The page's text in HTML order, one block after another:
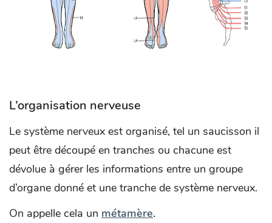
L’organisation nerveuse
Le système nerveux est organisé, tel un saucisson il
peut être découpé en tranches ou chacune est
dévolue à gérer les informations entre un groupe
d’organe donné et une tranche de système nerveux.
On appelle cela un métamère.